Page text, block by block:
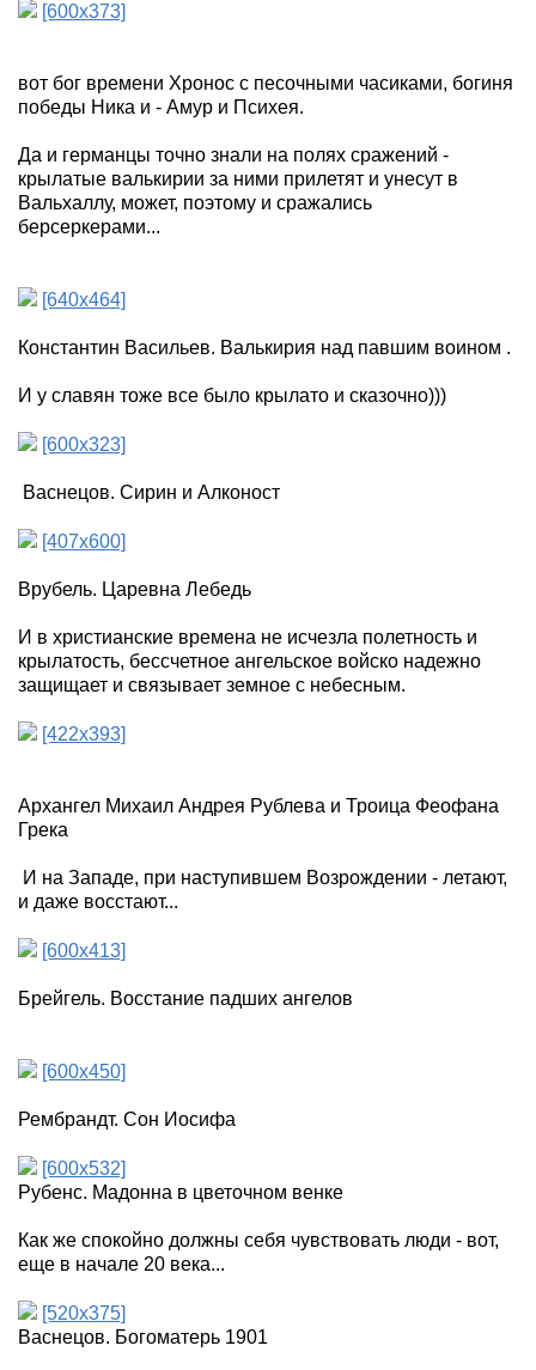
[600x373]
вот бог времени Хронос с песочными часиками, богиня
победы Ника и - Амур и Психея.
Да и германцы точно знали на полях сражений -
крылатые валькирии за ними прилетят и унесут в
Вальхаллу, может, поэтому и сражались
берсеркерами...
[640x464]
Константин Васильев. Валькирия над павшим воином .
И у славян тоже все было крылато и сказочно)))
[600x323]
Васнецов. Сирин и Алконост
[407x600]
Врубель. Царевна Лебедь
И в христианские времена не исчезла полетность и
крылатость, бессчетное ангельское войско надежно
защищает и связывает земное с небесным.
[422x393]
Архангел Михаил Андрея Рублева и Троица Феофана
Грека
И на Западе, при наступившем Возрождении - летают,
и даже восстают...
[600x413]
Брейгель. Восстание падших ангелов
[600x450]
Рембрандт. Сон Иосифа
[600x532]
Рубенс. Мадонна в цветочном венкe
Как же спокойно должны себя чувствовать люди - вот,
еще в начале 20 века...
[520x375]
Васнецов. Богоматерь 1901